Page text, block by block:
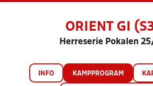
ORIENT GI
Herreserie Pokalen
INFO KAMPPROGRAM